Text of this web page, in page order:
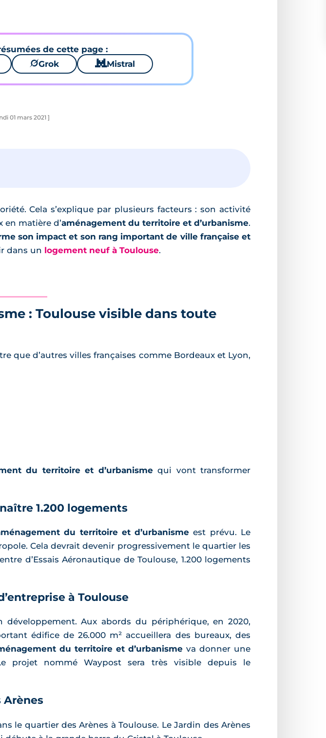
de cette page :
🪐Grok 🐱 Mistral
01 mars 2021 ]
Cela s’explique par plusieurs facteurs : son activité
matière d’aménagement du territoire et d’urbanisme.
son impact et son rang important de ville française et
dans un logement neuf à Toulouse.
: Toulouse visible dans toute
que d’autres villes françaises comme Bordeaux et Lyon,
du territoire et d’urbanismequi vont transformer
1.200 logements
du territoire et d’urbanisme est prévu. Le
Cela devrait devenir progressivement le quartier les
d’Essais Aéronautique de Toulouse, 1.200 logements
à Toulouse
Aux abords du périphérique, en 2020,
édifice de 26.000 m² accueillera des bureaux, des
du territoire et d’urbanisme va donner une
projet nommé Waypost sera très visible depuis le
le quartier des Arènes à Toulouse. Le Jardin des Arènes